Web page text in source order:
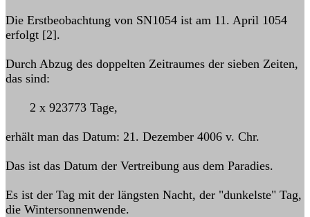
Die Erstbeobachtung von SN1054 ist am 11. April 1054
erfolgt [2].
Durch Abzug des doppelten Zeitraumes der sieben Zeiten,
das sind:
2 x 923773 Tage,
erhält man das Datum: 21. Dezember 4006 v. Chr.
Das ist das Datum der Vertreibung aus dem Paradies.
Es ist der Tag mit der längsten Nacht, der "dunkelste" Tag,
die Wintersonnenwende.